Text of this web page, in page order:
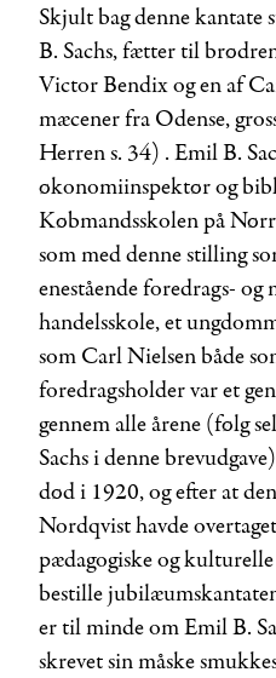
Skjult bag denne kantate
B. Sachs, fætter til
Victor Bendix og en af
mæcener fra Odense,
Herren s. 34) . Emil B.
økonomiinspektør og
Købmandsskolen på
som med denne stilling
enestående foredrags-
handelsskole, et
som Carl Nielsen både
foredragsholder var et
gennem alle årene (følg
Sachs i denne
død i 1920, og efter at
Nordqvist havde
pædagogiske og
bestille
er til minde om Emil B.
skrevet sin måske